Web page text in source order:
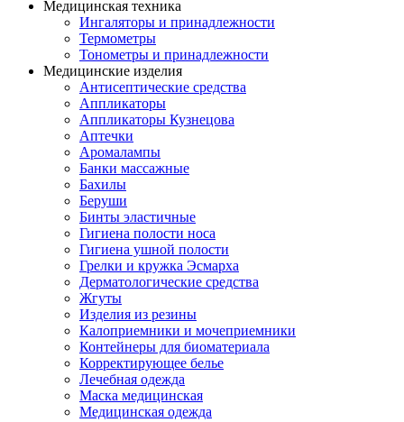
Медицинская техника
Ингаляторы и принадлежности
Термометры
Тонометры и принадлежности
Медицинские изделия
Антисептические средства
Аппликаторы
Аппликаторы Кузнецова
Аптечки
Аромалампы
Банки массажные
Бахилы
Беруши
Бинты эластичные
Гигиена полости носа
Гигиена ушной полости
Грелки и кружка Эсмарха
Дерматологические средства
Жгуты
Изделия из резины
Калоприемники и мочеприемники
Контейнеры для биоматериала
Корректирующее белье
Лечебная одежда
Маска медицинская
Медицинская одежда